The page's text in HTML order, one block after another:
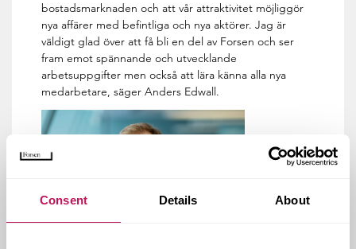
Consent Details About
bostadsmarknaden och att vår attraktivitet möjliggör
nya affärer med befintliga och nya aktörer. Jag är
väldigt glad över att få bli en del av Forsen och ser
fram emot spännande och utvecklande
arbetsuppgifter men också att lära känna alla nya
medarbetare, säger Anders Edwall.